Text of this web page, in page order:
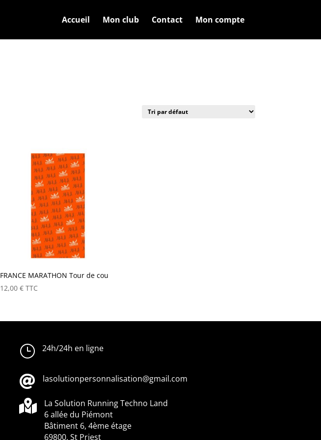
Accueil Mon club Contact Mon compte
FRANCE MARATHON Tour de cou
12,00€ TTC
} 24h/24h en ligne
 lasolutionpersonnalisation@gmail.com
 La Solution RunningTechno Land
6 allée du Piémont
Bâtiment 6, 4ème étage
69800, St Priest